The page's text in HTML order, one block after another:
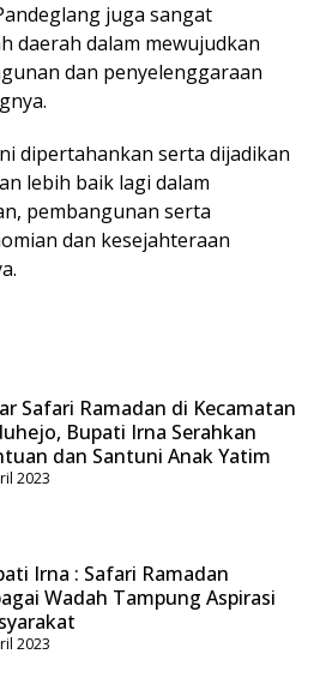
juga sangat
daerah dalam mewujudkan
dan penyelenggaraan
dipertahankan serta dijadikan
lebih baik lagi dalam
pembangunan serta
dan kesejahteraan
Safari Ramadan di Kecamatan
Bupati Irna Serahkan
dan Santuni Anak Yatim
2023
Irna : Safari Ramadan
Wadah Tampung Aspirasi
2023